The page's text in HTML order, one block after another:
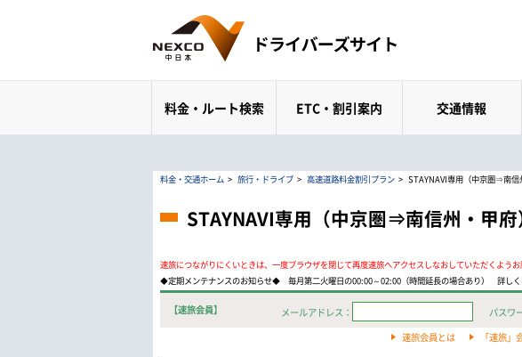
料金・ルート検索 ETC・割引案内 交通情報
料金・交通ホーム > 旅行・ドライブ > 高速道路料金割引プラン > STAYNAVI専用（中京圏⇒南信
STAYNAVI専用（中京圏⇒南信州・甲
速旅につながりにくいときは、一度ブラウザを閉じて再度速旅へアクセスしなおしていただくようお
◆定期メンテナンスのお知らせ◆ 毎月第二火曜日の00:00～02:00（時間延長の場合あり） 詳し
【速旅会員】 メールアドレス： パスワ
速旅会員とは 「速旅」